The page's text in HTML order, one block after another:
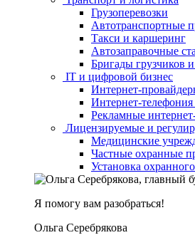
Грузоперевозки
Автотранспортные
Такси и каршеринг
Автозаправочные
Бригады грузчиков
IT и цифровой бизнес
Интернет-
Интернет-телефония
Рекламные
Лицензируемые и
Медицинские
Частные охранные
Установка
Я помогу вам разобраться!
Ольга Серебрякова